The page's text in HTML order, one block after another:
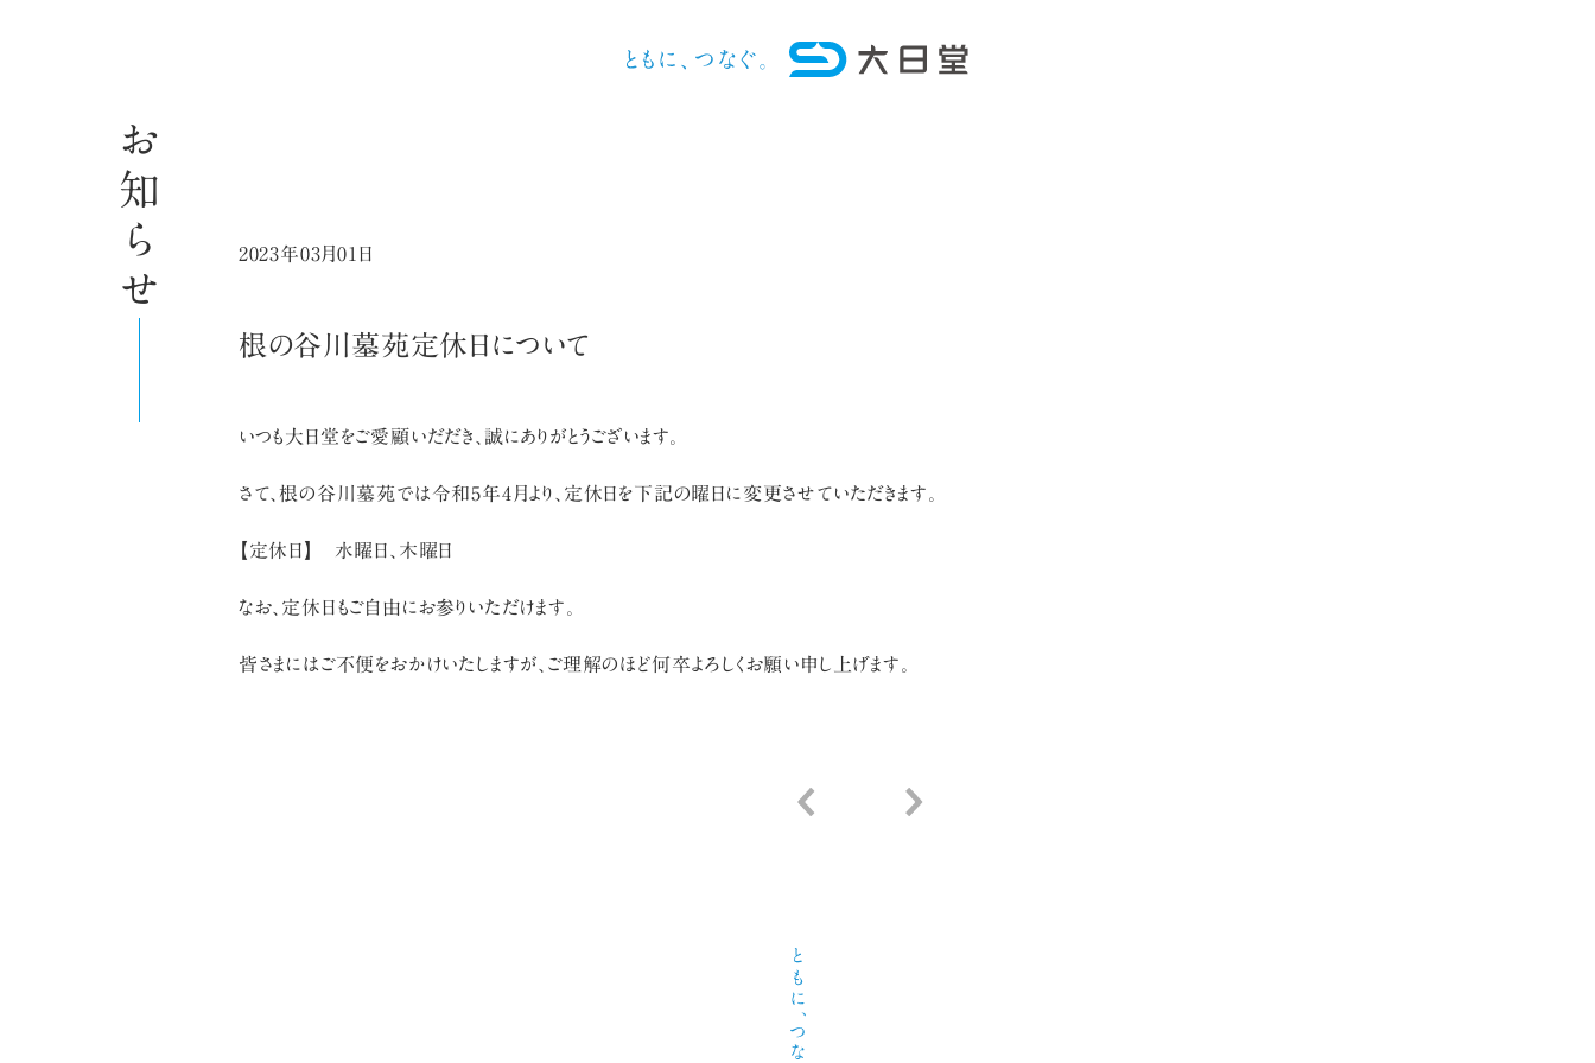
お知らせ 2023年03月01日
根の谷川墓苑定休日について
いつも大日堂をご愛顧いだだき、誠にありがとうございます。
さて、根の谷川墓苑では令和5年4月より、定休日を下記の曜日に変更させていただきます。
【定休日】 水曜日、木曜日
なお、定休日もご自由にお参りいただけます。
皆さまにはご不便をおかけいたしますが、ご理解のほど何卒よろしくお願い申し上げます。